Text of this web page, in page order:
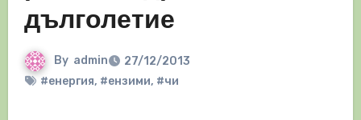
дълголетие
By admin
27/12/2013
#енергия, #ензими, #чи